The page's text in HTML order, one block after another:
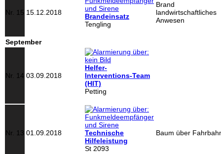
Nr. 15 15.12.2018
Brandeinsatz
Tengling
Brand
landwirtschaftliches
Anwesen
September
Nr. 14 03.09.2018
Helfer-
Interventions-Team
(HIT)
Petting
Nr. 13 01.09.2018
Technische
Hilfeleistung
St 2093
Baum über